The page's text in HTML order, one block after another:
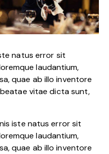
natus error sit
laudantium,
quae ab illo inventore
vitae dicta sunt,
iste natus error sit
laudantium,
quae ab illo inventore